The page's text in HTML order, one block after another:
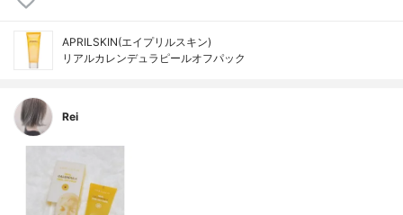
APRILSKIN(エイプリルスキン)
リアルカレンデュラピールオフパック
Rei